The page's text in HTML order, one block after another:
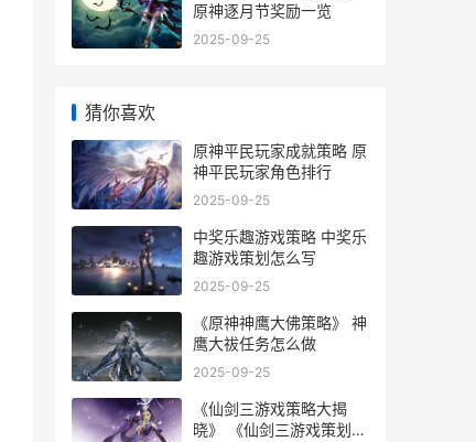
原神逐月节奖励一览
2025-09-25
猜你喜欢
原神平民玩家成就策略 原
神平民玩家角色排行
2025-09-25
中奖乐趣游戏策略 中奖乐
趣游戏策划怎么写
2025-09-25
《原神神鹰大佛策略》 神
鹰大祓任务怎么做
2025-09-25
《仙剑三游戏策略大揭
晓》 《仙剑三游戏策划人